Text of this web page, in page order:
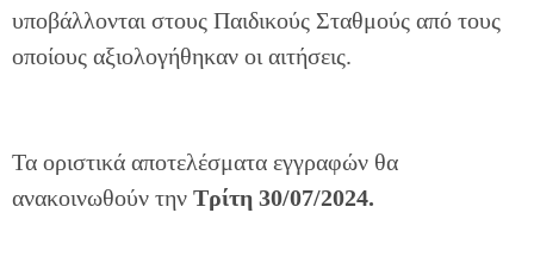
υποβάλλονται στους Παιδικούς Σταθμούς από τους
οποίους αξιολογήθηκαν οι αιτήσεις.
Τα οριστικά αποτελέσματα εγγραφών θα
ανακοινωθούν την Τρίτη 30/07/2024.